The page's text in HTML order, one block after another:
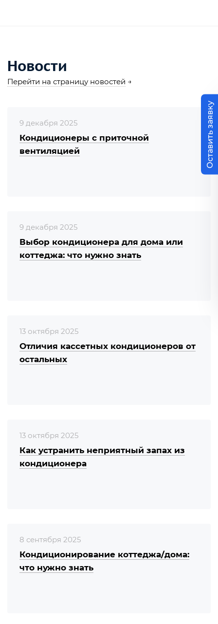
Новости
Перейти на страницу новостей →
9 декабря 2025
Кондиционеры с приточной
вентиляцией
9 декабря 2025
Выбор кондиционера для дома или
коттеджа: что нужно знать
13 октября 2025
Отличия кассетных кондиционеров от
остальных
13 октября 2025
Как устранить неприятный запах из
кондиционера
8 сентября 2025
Кондиционирование коттеджа/дома:
что нужно знать
Оставить заявку